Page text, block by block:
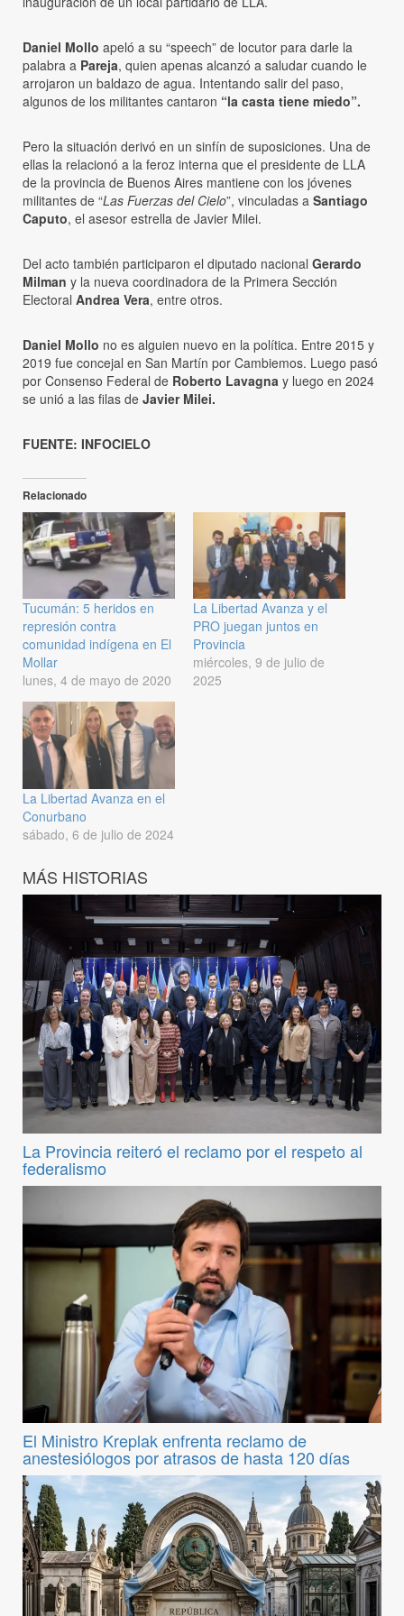
Daniel Mollo apeló a su “speech” de locutor para darle la
palabra a Pareja, quien apenas alcanzó a saludar cuando le
arrojaron un baldazo de agua. Intentando salir del paso,
algunos de los militantes cantaron “la casta tiene miedo”.
Pero la situación derivó en un sinfín de suposiciones. Una de
ellas la relacionó a la feroz interna que el presidente de LLA
de la provincia de Buenos Aires mantiene con los jóvenes
militantes de “Las Fuerzas del Cielo”, vinculadas a Santiago
Caputo, el asesor estrella de Javier Milei.
Del acto también participaron el diputado nacional Gerardo
Milman y la nueva coordinadora de la Primera Sección
Electoral Andrea Vera, entre otros.
Daniel Mollo no es alguien nuevo en la política. Entre 2015 y
2019 fue concejal en San Martín por Cambiemos. Luego pasó
por Consenso Federal de Roberto Lavagna y luego en 2024
se unió a las filas de Javier Milei.
FUENTE: INFOCIELO
Relacionado
Tucumán: 5 heridos en
represión contra
comunidad indígena en El
Mollar
lunes, 4 de mayo de 2020
La Libertad Avanza y el
PRO juegan juntos en
Provincia
miércoles, 9 de julio de
2025
La Libertad Avanza en el
Conurbano
sábado, 6 de julio de 2024
MÁS HISTORIAS
La Provincia reiteró el reclamo por el respeto al
federalismo
El Ministro Kreplak enfrenta reclamo de
anestesiólogos por atrasos de hasta 120 días